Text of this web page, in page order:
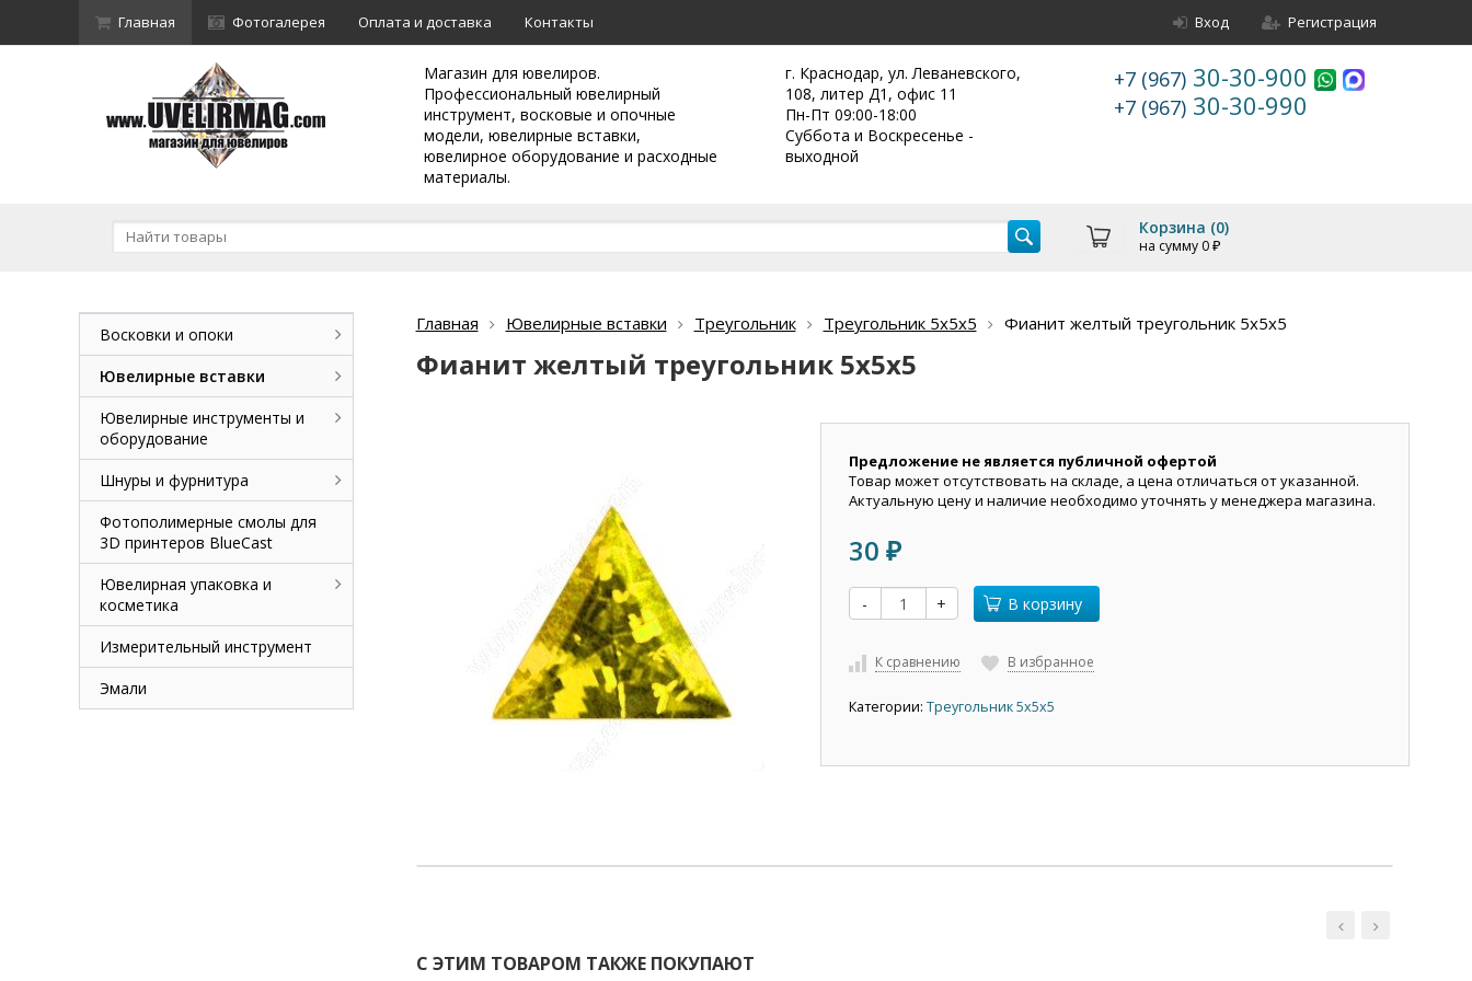
Главная Фотогалерея Оплата и доставка Контакты Вход Регистрация
Магазин для ювелиров.
Профессиональный ювелирный
инструмент, восковые и опочные
модели, ювелирные вставки,
ювелирное оборудование и расходные
материалы.
г. Краснодар, ул. Леваневского,
108, литер Д1, офис 11
Пн-Пт 09:00-18:00
Суббота и Воскресенье -
выходной
+7 (967) 30-30-900
+7 (967) 30-30-990
Корзина (0)
на сумму 0 ₽
Главная Ювелирные вставки Треугольник Треугольник 5х5х5 Фианит желтый треугольник 5х5х5
Фианит желтый треугольник 5х5х5
Предложение не является публичной офертой
Товар может отсутствовать на складе, а цена отличаться от указанной.
Актуальную цену и наличие необходимо уточнять у менеджера магазина.
30 ₽
- + В корзину
К сравнению В избранное
Категории: Треугольник 5х5х5
С ЭТИМ ТОВАРОМ ТАКЖЕ ПОКУПАЮТ
Восковки и опоки
Ювелирные вставки
Ювелирные инструменты и
оборудование
Шнуры и фурнитура
Фотополимерные смолы для
3D принтеров BlueCast
Ювелирная упаковка и
косметика
Измерительный инструмент
Эмали